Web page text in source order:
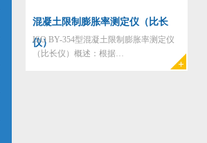
混凝土限制膨胀率测定仪（比长
仪）
ISO BY-354型混凝土限制膨胀率测定仪
（比长仪）概述：根据…